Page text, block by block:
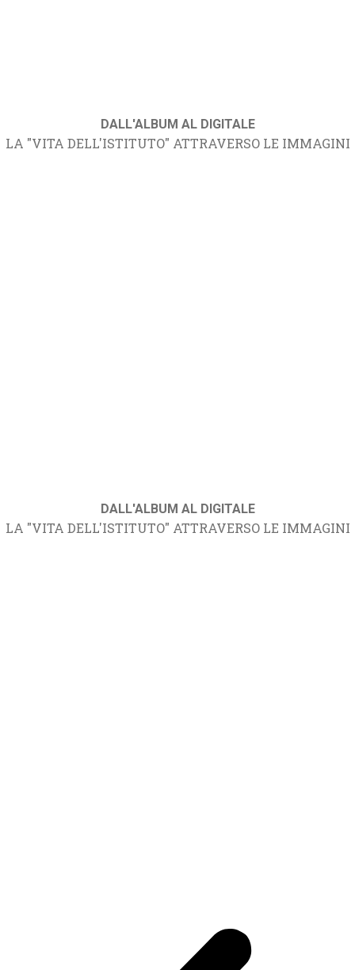
DALL'ALBUM AL DIGITALE
LA "VITA DELL'ISTITUTO" ATTRAVERSO LE IMMAGINI
DALL'ALBUM AL DIGITALE
LA "VITA DELL'ISTITUTO" ATTRAVERSO LE IMMAGINI